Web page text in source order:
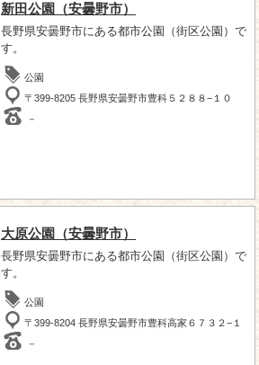
新田公園（安曇野市）
長野県安曇野市にある都市公園（街区公園）で
す。
公園
〒399-8205 長野県安曇野市豊科５２８８−１０
－
大原公園（安曇野市）
長野県安曇野市にある都市公園（街区公園）で
す。
公園
〒399-8204 長野県安曇野市豊科高家６７３２−１
－